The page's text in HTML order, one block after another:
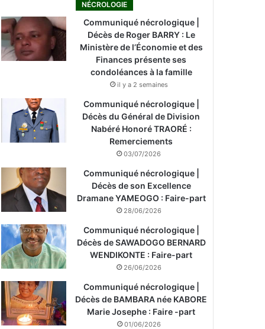
NÉCROLOGIE
Communiqué nécrologique |
Décès de Roger BARRY : Le
Ministère de l’Économie et des
Finances présente ses
condoléances à la famille
il y a 2 semaines
Communiqué nécrologique |
Décès du Général de Division
Nabéré Honoré TRAORÉ :
Remerciements
03/07/2026
Communiqué nécrologique |
Décès de son Excellence
Dramane YAMEOGO : Faire-part
28/06/2026
Communiqué nécrologique |
Décès de SAWADOGO BERNARD
WENDIKONTE : Faire-part
26/06/2026
Communiqué nécrologique |
Décès de BAMBARA née KABORE
Marie Josephe : Faire -part
01/06/2026